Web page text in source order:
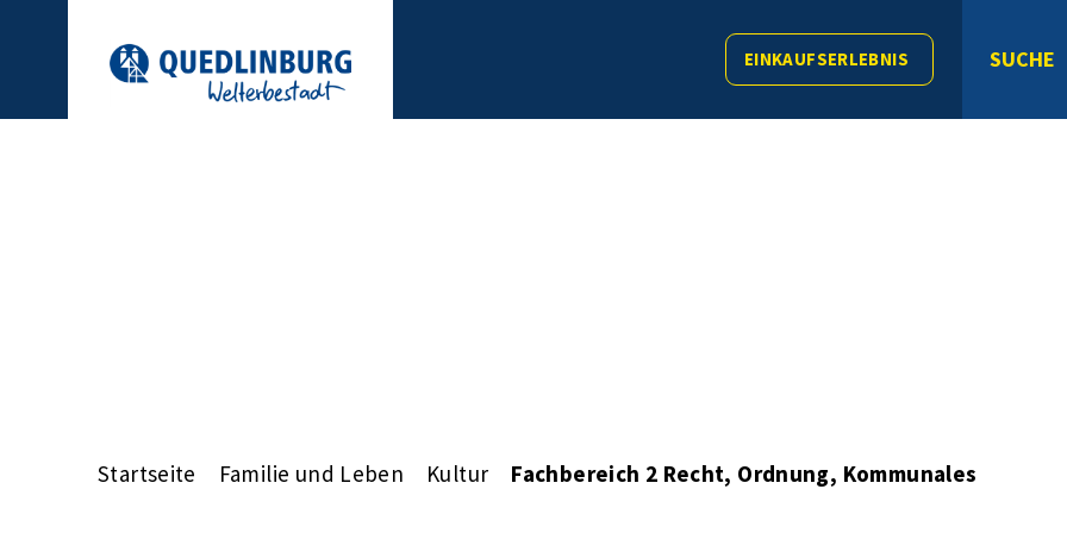
EINKAUFSERLEBNIS SUCHE
Startseite Familie und Leben Kultur Fachbereich 2 Recht, Ordnung, Kommunales